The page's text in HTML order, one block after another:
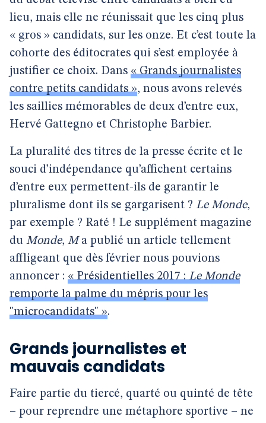
lieu, mais elle ne réunissait que les cinq plus
« gros » candidats, sur les onze. Et c’est toute la
cohorte des éditocrates qui s’est employée à
justifier ce choix. Dans « Grands journalistes
contre petits candidats », nous avons relevés
les saillies mémorables de deux d’entre eux,
Hervé Gattegno et Christophe Barbier.
La pluralité des titres de la presse écrite et le
souci d’indépendance qu’affichent certains
d’entre eux permettent-ils de garantir le
pluralisme dont ils se gargarisent ? Le Monde,
par exemple ? Raté ! Le supplément magazine
du Monde, Ma publié un article tellement
affligeant que dès février nous pouvions
annoncer : « Présidentielles 2017 :Le Monde
remporte la palme du mépris pour les
"microcandidats" ».
Grands journalistes et
mauvais candidats
Faire partie du tiercé, quarté ou quinté de tête
– pour reprendre une métaphore sportive – ne